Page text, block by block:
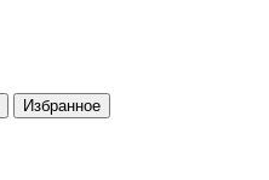
Избранное